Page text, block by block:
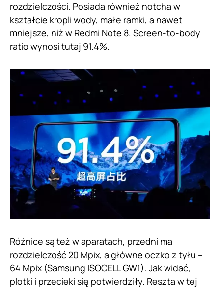
rozdzielczości. Posiada również notcha w
kształcie kropli wody, małe ramki, a nawet
mniejsze, niż w Redmi Note 8. Screen-to-body
ratio wynosi tutaj 91.4%.
Różnice są też w aparatach, przedni ma
rozdzielczość 20 Mpix, a główne oczko z tyłu –
64 Mpix (Samsung ISOCELL GW1). Jak widać,
plotki i przecieki się potwierdziły. Reszta w tej